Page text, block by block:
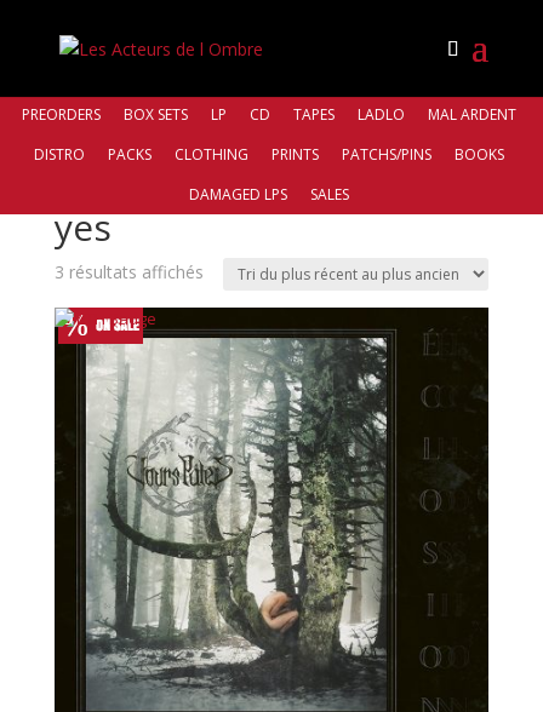
PREORDERS BOX SETS LP CD TAPES LADLO
MAL ARDENT
DISTRO
PACKS CLOTHING PRINTS PATCHS/PINS
BOOKS
DAMAGED LPS
SALES
yes
3 résultats affichésTrié
plus
récent
au
plus
ancien